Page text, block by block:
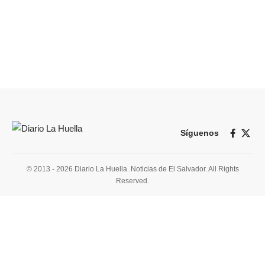
Síguenos
© 2013 - 2026 Diario La Huella. Noticias de El Salvador. All Rights
Reserved.